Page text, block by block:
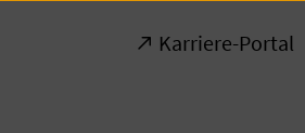
Karriere-Portal